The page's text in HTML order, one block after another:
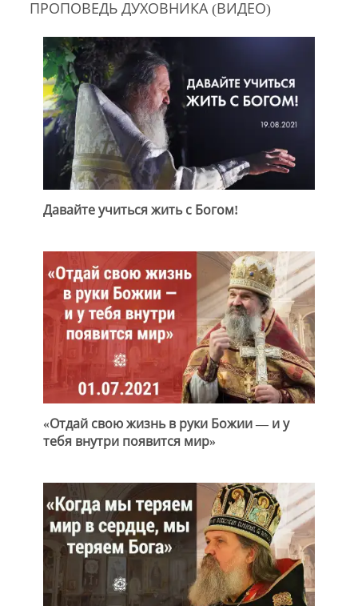
ПРОПОВЕДЬ ДУХОВНИКА (ВИДЕО)
Давайте учиться жить с Богом!
«Отдай свою жизнь в руки Божии — и у
тебя внутри появится мир»